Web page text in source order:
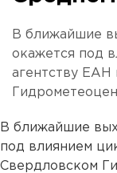
В ближайшие
окажется под
агентству ЕАН
В ближайшие
под влиянием
Свердловском